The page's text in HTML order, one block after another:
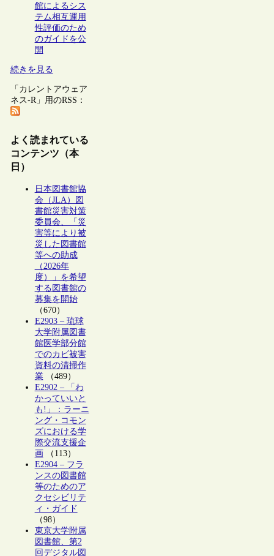
館によるシス
テム相互運用
性評価のため
のガイドを公
開
続きを見る
「カレントアウェア
ネス-R」用のRSS：
よく読まれている
コンテンツ（本
日）
日本図書館協
会（JLA）図
書館災害対策
委員会、「災
害等により被
災した図書館
等への助成
（2026年
度）」を希望
する図書館の
募集を開始
（670）
E2903 – 琉球
大学附属図書
館医学部分館
でのカビ被害
資料の清掃作
業（489）
E2902 – 「わ
かっていいと
も!」：ラーニ
ング・コモン
ズにおける学
際交流支援企
画 （113）
E2904 – フラ
ンスの図書館
等のためのア
クセシビリテ
ィ・ガイド
（98）
東京大学附属
図書館、第2
回デジタル図